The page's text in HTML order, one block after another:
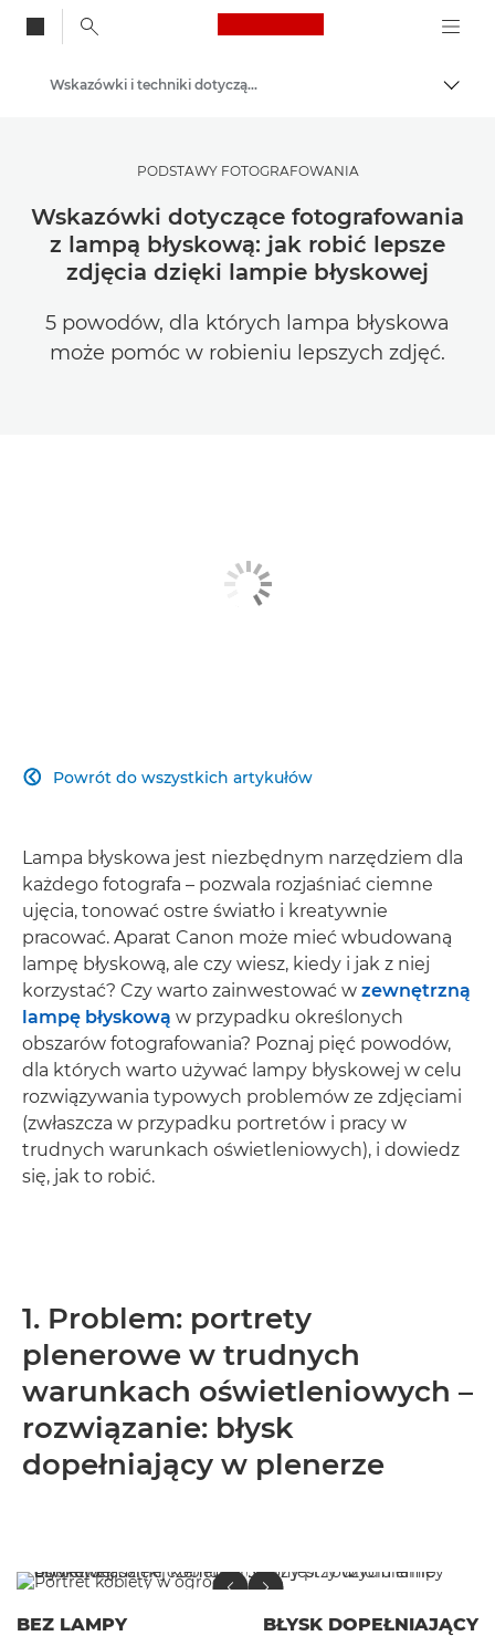
Canon Logo, back
Zainspiruj się | Wskazówki dotyczące fotografii i wydruku oraz przewodniki dla kupujących
Wskazówki i techniki dotyczące fotografii i drukowania
PODSTAWY FOTOGRAFOWANIA
Wskazówki dotyczące fotografowania
z lampą błyskową: jak robić lepsze
zdjęcia dzięki lampie błyskowej
5 powodów, dla których lampa błyskowa
może pomóc w robieniu lepszych zdjęć.
Powrót do wszystkich artykułów

Lampa błyskowa jest niezbędnym narzędziem dla
każdego fotografa – pozwala rozjaśniać ciemne
ujęcia, tonować ostre światło i kreatywnie
pracować. Aparat Canon może mieć wbudowaną
lampę błyskową, ale czy wiesz, kiedy i jak z niej
korzystać? Czy warto zainwestować w zewnętrzną
lampę błyskową w przypadku określonych
obszarów fotografowania? Poznaj pięć powodów,
dla których warto używać lampy błyskowej w celu
rozwiązywania typowych problemów ze zdjęciami
(zwłaszcza w przypadku portretów i pracy w
trudnych warunkach oświetleniowych), i dowiedz
się, jak to robić.
1. Problem: portrety
plenerowe w trudnych
warunkach oświetleniowych –
rozwiązanie: błysk
dopełniający w plenerze
BEZ LAMPY BŁYSK DOPEŁNIAJĄCY